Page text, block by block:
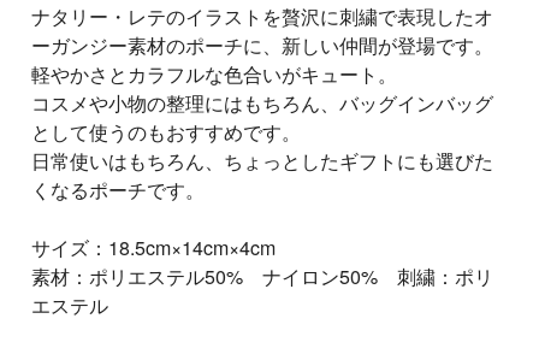
ナタリー・レテのイラストを贅沢に刺繍で表現したオ
ーガンジー素材のポーチに、新しい仲間が登場です。
軽やかさとカラフルな色合いがキュート。
コスメや小物の整理にはもちろん、バッグインバッグ
として使うのもおすすめです。
日常使いはもちろん、ちょっとしたギフトにも選びた
くなるポーチです。
サイズ：18.5cm×14cm×4cm
素材：ポリエステル50% ナイロン50% 刺繍：ポリ
エステル